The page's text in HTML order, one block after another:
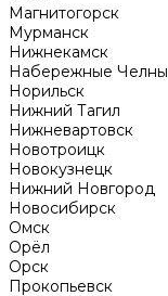
Магнитогорск
Мурманск
Нижнекамск
Набережные Челны
Норильск
Нижний Тагил
Нижневартовск
Новотроицк
Новокузнецк
Нижний Новгород
Новосибирск
Омск
Орёл
Орск
Прокопьевск